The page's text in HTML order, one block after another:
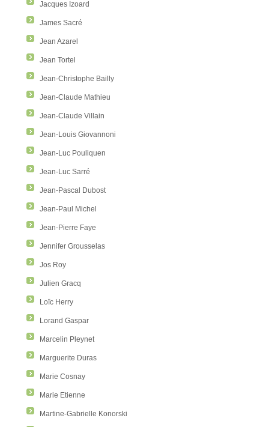
Jacques Izoard
James Sacré
Jean Azarel
Jean Tortel
Jean-Christophe Bailly
Jean-Claude Mathieu
Jean-Claude Villain
Jean-Louis Giovannoni
Jean-Luc Pouliquen
Jean-Luc Sarré
Jean-Pascal Dubost
Jean-Paul Michel
Jean-Pierre Faye
Jennifer Grousselas
Jos Roy
Julien Gracq
Loïc Herry
Lorand Gaspar
Marcelin Pleynet
Marguerite Duras
Marie Cosnay
Marie Etienne
Martine-Gabrielle Konorski